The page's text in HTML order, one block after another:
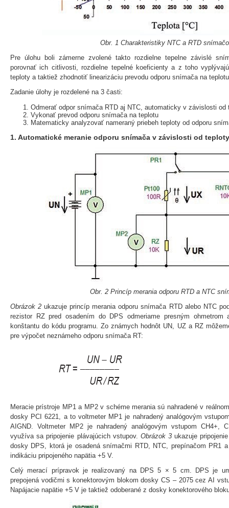
Obr. 1 Charakteristiky NTC a RTD
Pre úlohu boli zámerne zvolené takto rozdielne tepelne závislé
porovnať ich citlivosti, rozdielne tepelné koeficienty a z toho
teploty a taktiež zhodnotiť linearizáciu prevodu odporu snímača na
Zadanie úlohy je rozdelené na 3 časti:
Odmerať odpor snímača RTD aj NTC, automaticky v závislosti od
Vykonať prevod odporu snímača na teplotu
Matematicky analyzovať nameraný priebeh teploty od odporu
1. Automatické meranie odporu snímača v závislosti od
Obr. 2 Princíp merania odporu RTD a NTC
Obrázok 2ukazuje princíp merania odporu snímača RTD alebo NTC
rezistor RZ pred osadením do DPS odmeriame presným ohmetrom
konštantu do kódu programu. Zo známych hodnôt UN, UZ a RZ
pre výpočet neznámeho odporu snímača RT:
Meracie prístroje MP1 a MP2 v schéme merania sú nahradené v
dosky PCI 6221, a to voltmeter MP1 je nahradený analógovým
AIGND. Voltmeter MP2 je nahradený analógovým vstupom CH4+,
využíva sa pripojenie plávajúcich vstupov. Obrázok 3ukazuje
dosky DPS, ktorá je osadená snímačmi RTD, NTC, prepínačom PR1
indikáciu pripojeného napätia +5 V.
Celý merací prípravok je realizovaný na DPS 5 × 5 cm. DPS je
prepojená vodičmi s konektorovým blokom dosky CS – 2075 cez AI
Napájacie napätie +5 V je taktiež odoberané z dosky konektorového